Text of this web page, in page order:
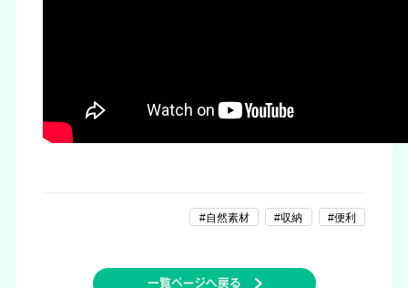
#自然素材 #収納 #便利